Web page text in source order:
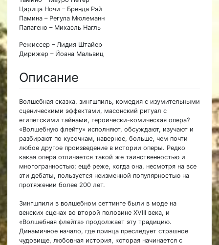
Царица Ночи – Бренда Рэй
Памина – Регула Мюлеманн
Папагено – Михаэль Нагль
Режиссер – Лидия Штайер
Дирижер – Йоана Мальвиц
Описание
Волшебная сказка, зингшпиль, комедия с изумительными
сценическими эффектами, масонский ритуал с
египетскими тайнами, героически-комическая опера?
«Волшебную флейту» исполняют, обсуждают, изучают и
разбирают по кусочкам, наверное, больше, чем почти
любое другое произведение в истории оперы. Редко
какая опера отличается такой же таинственностью и
многогранностью; ещё реже, когда она, несмотря на все
эти дебаты, пользуется неизменной популярностью на
протяжении более 200 лет.
Зингшпили в волшебном сеттинге были в моде на
венских сценах во второй половине XVIII века, и
«Волшебная флейта» продолжает эту традицию.
Динамичное начало, где принца преследует страшное
чудовище, любовная история, которая начинается с